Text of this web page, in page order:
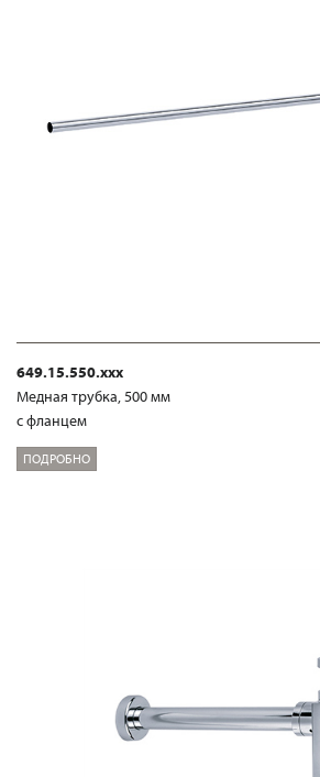
649.15.550.xxx
Медная трубка, 500 мм
с фланцем
ПОДРОБНО